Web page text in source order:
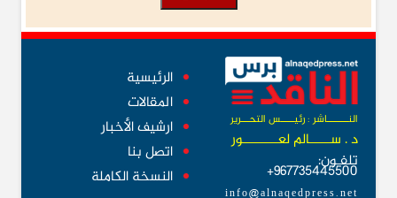
النــــــــاشر : رئيـــــس التحـــرير
د . ســــــالم لعــــــــــور
تلفـون:
967735445500+
info@alnaqedpress.net
الرئيسية
المقالات
ارشيف الأخبار
اتصل بنا
النسخة الكاملة